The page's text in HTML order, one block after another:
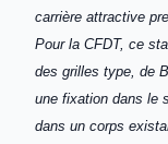
carrière attractive
Pour la CFDT, ce
des grilles type, de
une fixation dans le
dans un corps